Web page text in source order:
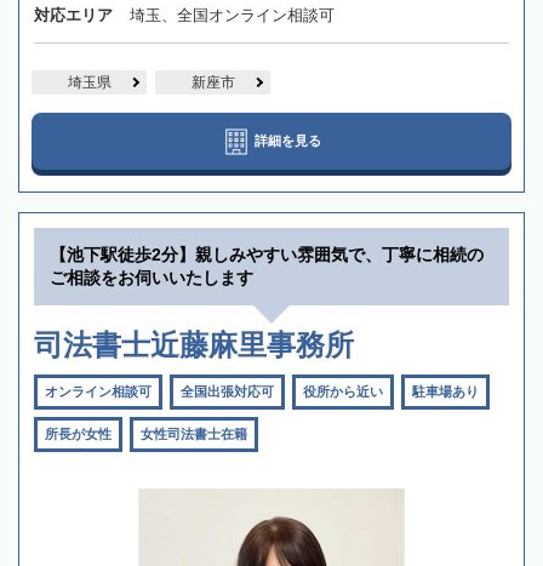
対応エリア 埼玉、全国オンライン相談可
埼玉県 新座市
詳細を見る
【池下駅徒歩2分】親しみやすい雰囲気で、丁寧に相続の
ご相談をお伺いいたします
司法書士近藤麻里事務所
オンライン相談可 全国出張対応可 役所から近い 駐車場あり
所長が女性 女性司法書士在籍